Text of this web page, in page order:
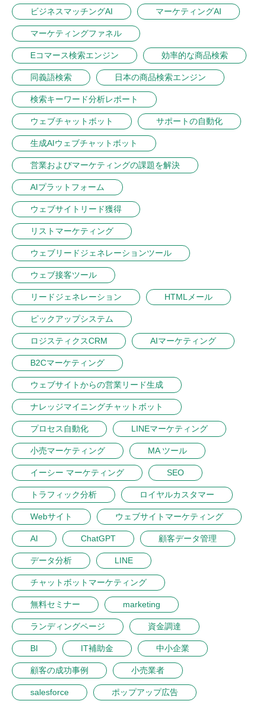
ビジネスマッチングAI マーケティングAI
マーケティングファネル
Eコマース検索エンジン 効率的な商品検索
同義語検索 日本の商品検索エンジン
検索キーワード分析レポート
ウェブチャットボット サポートの自動化
生成AIウェブチャットボット
営業およびマーケティングの課題を解決
AIプラットフォーム
ウェブサイトリード獲得
リストマーケティング
ウェブリードジェネレーションツール
ウェブ接客ツール
リードジェネレーション HTMLメール
ピックアップシステム
ロジスティクスCRM AIマーケティング
B2Cマーケティング
ウェブサイトからの営業リード生成
ナレッジマイニングチャットボット
プロセス自動化 LINEマーケティング
小売マーケティング MA ツール
イーシー マーケティング SEO
トラフィック分析 ロイヤルカスタマー
Webサイト ウェブサイトマーケティング
AI ChatGPT 顧客データ管理
データ分析 LINE
チャットボットマーケティング
無料セミナー marketing
ランディングページ 資金調達
BI IT補助金 中小企業
顧客の成功事例 小売業者
salesforce ポップアップ広告